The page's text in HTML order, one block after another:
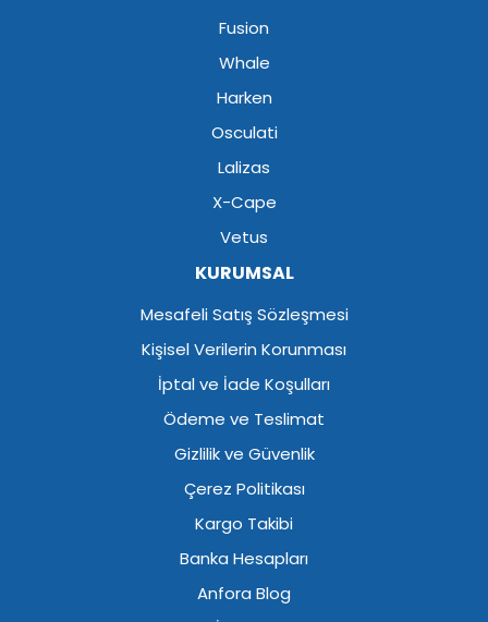
Fusion
Whale
Harken
Osculati
Lalizas
X-Cape
Vetus
KURUMSAL
Mesafeli Satış Sözleşmesi
Kişisel Verilerin Korunması
İptal ve İade Koşulları
Ödeme ve Teslimat
Gizlilik ve Güvenlik
Çerez Politikası
Kargo Takibi
Banka Hesapları
Anfora Blog